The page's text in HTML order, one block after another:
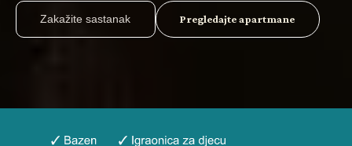
Zakažite sastanak Pregledajte apartmane